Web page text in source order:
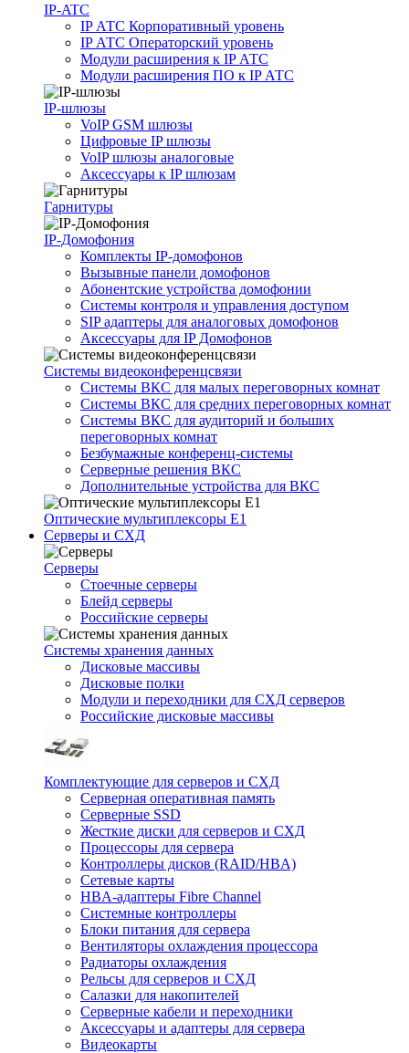
IP-ATC
IP АТС Корпоративный уровень
IP АТС Операторский уровень
Модули расширения к IP АТС
Модули расширения ПО к IP АТС
IP-шлюзы
VoIP GSM шлюзы
Цифровые IP шлюзы
VoIP шлюзы аналоговые
Аксессуары к IP шлюзам
Гарнитуры
IP-Домофония
Комплекты IP-домофонов
Вызывные панели домофонов
Абонентские устройства домофонии
Системы контроля и управления доступом
SIP адаптеры для аналоговых домофонов
Аксессуары для IP Домофонов
Системы видеоконференцсвязи
Системы ВКС для малых переговорных комнат
Системы ВКС для средних переговорных комнат
Системы ВКС для аудиторий и больших
переговорных комнат
Безбумажные конференц-системы
Серверные решения ВКС
Дополнительные устройства для ВКС
Оптические мультиплексоры Е1
Серверы и СХД
Серверы
Стоечные серверы
Блейд серверы
Российские серверы
Системы хранения данных
Дисковые массивы
Дисковые полки
Модули и переходники для СХД серверов
Российские дисковые массивы
Комплектующие для серверов и СХД
Серверная оперативная память
Серверные SSD
Жесткие диски для серверов и СХД
Процессоры для сервера
Контроллеры дисков (RAID/HBA)
Сетевые карты
HBA-адаптеры Fibre Channel
Системные контроллеры
Блоки питания для сервера
Вентиляторы охлаждения процессора
Радиаторы охлаждения
Рельсы для серверов и СХД
Салазки для накопителей
Серверные кабели и переходники
Аксессуары и адаптеры для сервера
Видеокарты